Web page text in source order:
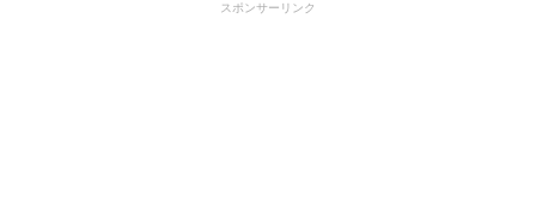
スポンサーリンク